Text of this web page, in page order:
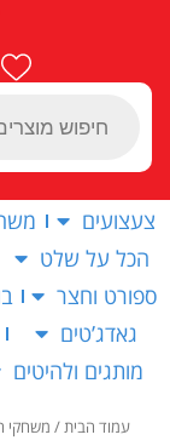
Products
צעצועים
הכל על שלט
ספורט וחצר
גאדג’טים
מותגים ולהיטים
עמוד הבית/ משחקי